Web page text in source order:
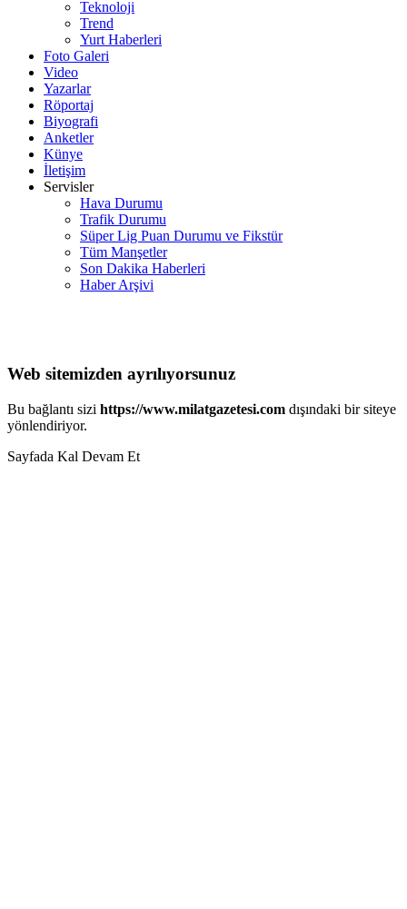
Teknoloji
Trend
Yurt Haberleri
Foto Galeri
Video
Yazarlar
Röportaj
Biyografi
Anketler
Künye
İletişim
Servisler
Hava Durumu
Trafik Durumu
Süper Lig Puan Durumu ve Fikstür
Tüm Manşetler
Son Dakika Haberleri
Haber Arşivi
Web sitemizden ayrılıyorsunuz
Bu bağlantı sizi https://www.milatgazetesi.com dışındaki bir siteye
yönlendiriyor.
Sayfada Kal Devam Et